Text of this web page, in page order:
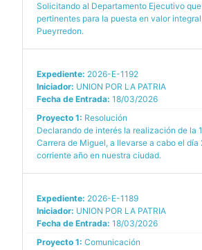
Solicitando al Departamento Ejecutivo
pertinentes para la puesta en valor
Pueyrredon.
Expediente: 2026-E-1192
Iniciador: UNION POR LA PATRIA
Fecha de Entrada: 18/03/2026
Proyecto 1: Resolución
Declarando de interés la realización de la
Carrera de Miguel, a llevarse a cabo el día
corriente año en nuestra ciudad.
Expediente: 2026-E-1189
Iniciador: UNION POR LA PATRIA
Fecha de Entrada: 18/03/2026
Proyecto 1: Comunicación